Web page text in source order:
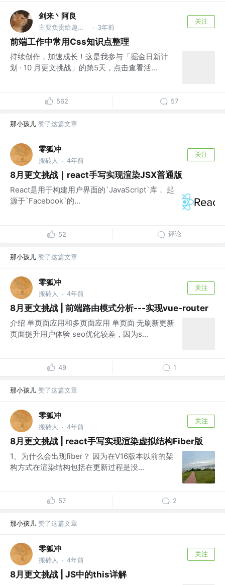
剑来丶阿良
主要负责给趣多多点巧克力豆 @@趣多多多多... · 3年前
关注
前端工作中常用Css知识点整理
持续创作，加速成长！这是我参与「掘金日新计
划 · 10 月更文挑战」的第5天，点击查看活...
562 57
那小孩儿 赞了这篇文章
零狐冲
搬砖人 · 4年前
关注
8月更文挑战｜react手写实现渲染JSX普通版
React是用于构建用户界面的`JavaScript`库， 起
源于`Facebook`的...
52 评论
那小孩儿 赞了这篇文章
零狐冲
搬砖人 · 4年前
关注
8月更文挑战 | 前端路由模式分析---实现vue-router
介绍 单页面应用和多页面应用 单页面 无刷新更新
页面提升用户体验 seo优化较差，因为s...
49 1
那小孩儿 赞了这篇文章
零狐冲
搬砖人 · 4年前
关注
8月更文挑战 | react手写实现渲染虚拟结构Fiber版
1、为什么会出现fiber？ 因为在V16版本以前的架
构方式在渲染结构包括在更新过程是没...
57 2
那小孩儿 赞了这篇文章
零狐冲
搬砖人 · 4年前
关注
8月更文挑战 | JS中的this详解